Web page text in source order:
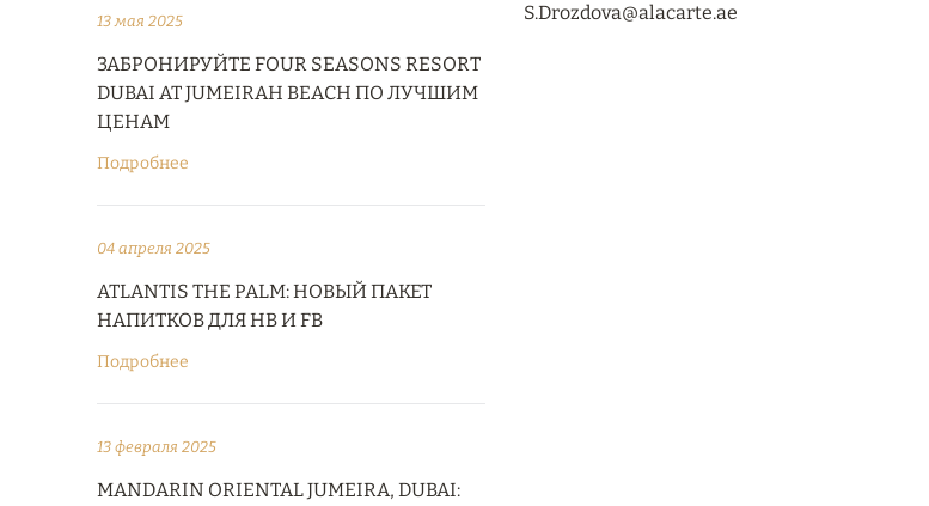
13 мая 2025
ЗАБРОНИРУЙТЕ FOUR SEASONS RESORT
DUBAI AT JUMEIRAH BEACH ПО ЛУЧШИМ
ЦЕНАМ
Подробнее
04 апреля 2025
ATLANTIS THE PALM: НОВЫЙ ПАКЕТ
НАПИТКОВ ДЛЯ HB И FB
Подробнее
13 февраля 2025
MANDARIN ORIENTAL JUMEIRA, DUBAI:
S.Drozdova@alacarte.ae